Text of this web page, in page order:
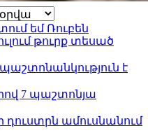
եմ Ռուբեն
թուրք տեսած
է
7 պաշտոնյա
ամուսնանում